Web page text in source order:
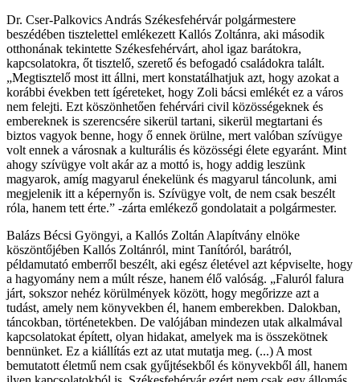
Dr. Cser-Palkovics András Székesfehérvár polgármestere
beszédében tisztelettel emlékezett Kallós Zoltánra, aki második
otthonának tekintette Székesfehérvárt, ahol igaz barátokra,
kapcsolatokra, őt tisztelő, szerető és befogadó családokra talált.
„Megtisztelő most itt állni, mert konstatálhatjuk azt, hogy azokat a
korábbi években tett ígéreteket, hogy Zoli bácsi emlékét ez a város
nem felejti. Ezt köszönhetően fehérvári civil közösségeknek és
embereknek is szerencsére sikerül tartani, sikerül megtartani és
biztos vagyok benne, hogy ő ennek örülne, mert valóban szívügye
volt ennek a városnak a kulturális és közösségi élete egyaránt. Mint
ahogy szívügye volt akár az a mottó is, hogy addig leszünk
magyarok, amíg magyarul énekelünk és magyarul táncolunk, ami
megjelenik itt a képernyőn is. Szívügye volt, de nem csak beszélt
róla, hanem tett érte.” -zárta emlékező gondolatait a polgármester.
Balázs Bécsi Gyöngyi, a Kallós Zoltán Alapítvány elnöke
köszöntőjében Kallós Zoltánról, mint Tanítóról, barátról,
példamutató emberről beszélt, aki egész életével azt képviselte, hogy
a hagyomány nem a múlt része, hanem élő valóság. „Faluról falura
járt, sokszor nehéz körülmények között, hogy megőrizze azt a
tudást, amely nem könyvekben él, hanem emberekben. Dalokban,
táncokban, történetekben. De valójában mindezen utak alkalmával
kapcsolatokat épített, olyan hidakat, amelyek ma is összekötnek
bennünket. Ez a kiállítás ezt az utat mutatja meg. (...) A most
bemutatott életmű nem csak gyűjtésekből és könyvekből áll, hanem